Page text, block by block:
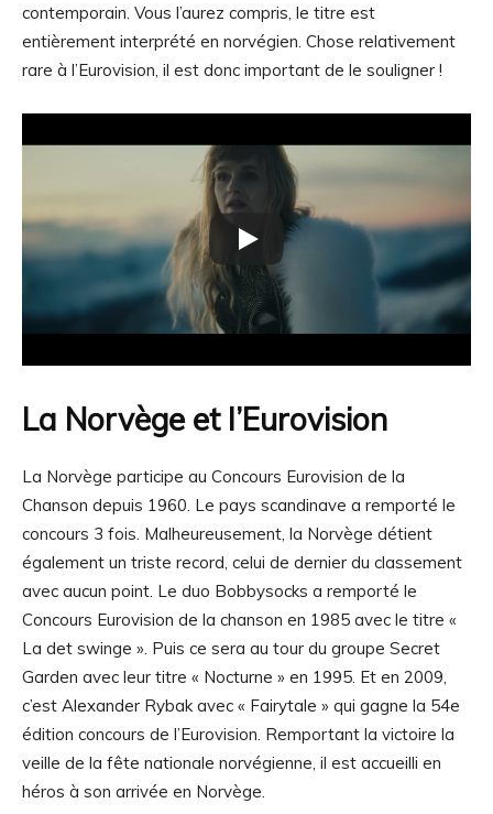
contemporain. Vous l’aurez compris, le titre est
entièrement interprété en norvégien. Chose relativement
rare à l’Eurovision, il est donc important de le souligner !
La Norvège et l’Eurovision
La Norvège participe au Concours Eurovision de la
Chanson depuis 1960. Le pays scandinave a remporté le
concours 3 fois. Malheureusement, la Norvège détient
également un triste record, celui de dernier du classement
avec aucun point. Le duo Bobbysocks a remporté le
Concours Eurovision de la chanson en 1985 avec le titre «
La det swinge ». Puis ce sera au tour du groupe Secret
Garden avec leur titre « Nocturne » en 1995. Et en 2009,
c’est Alexander Rybak avec « Fairytale » qui gagne la 54e
édition concours de l’Eurovision. Remportant la victoire la
veille de la fête nationale norvégienne, il est accueilli en
héros à son arrivée en Norvège.